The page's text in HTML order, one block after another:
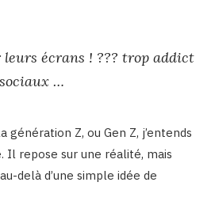
écrans ! ??? trop addict
…
génération Z, ou Gen Z, j’entends
Il repose sur une réalité, mais
delà d’une simple idée de